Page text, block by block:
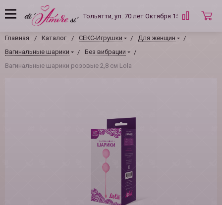
Тольятти, ул. 70 лет Октября 15 Б
Главная Каталог СЕКС-Игрушки
Для женщин
Вагинальные шарики
Без вибрации
Вагинальные шарики розовые 2,8 см Lola